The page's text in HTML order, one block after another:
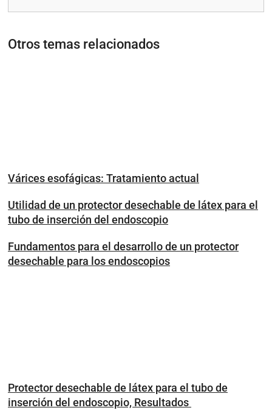
Otros temas relacionados
Várices esofágicas: Tratamiento actual
Utilidad de un protector desechable de látex para el
tubo de inserción del endoscopio
Fundamentos para el desarrollo de un protector
desechable para los endoscopios
Protector desechable de látex para el tubo de
inserción del endoscopio, Resultados